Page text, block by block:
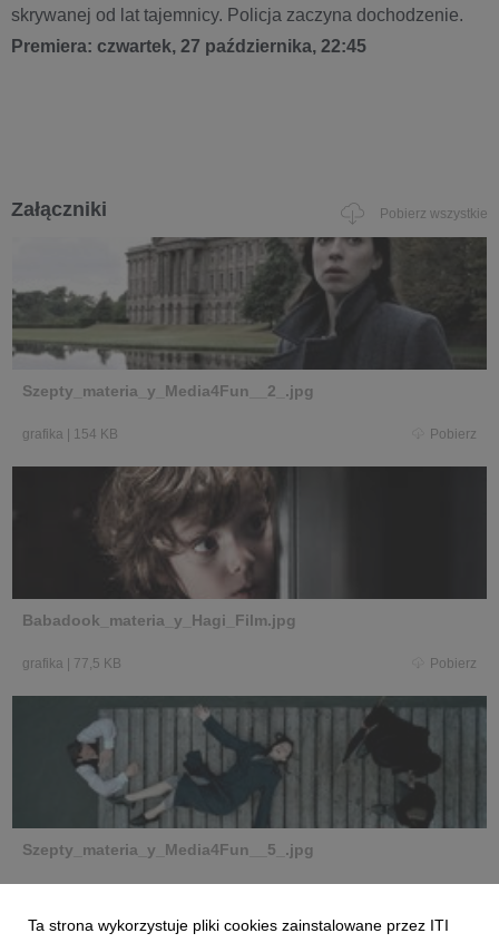
skrywanej od lat tajemnicy. Policja zaczyna dochodzenie.
Premiera: czwartek, 27 października, 22:45
Załączniki Pobierz wszystkie
Szepty_materia_y_Media4Fun__2_.jpg
grafika | 154 KB Pobierz
Babadook_materia_y_Hagi_Film.jpg
grafika | 77,5 KB Pobierz
Szepty_materia_y_Media4Fun__5_.jpg
Ta strona wykorzystuje pliki cookies zainstalowane przez ITI